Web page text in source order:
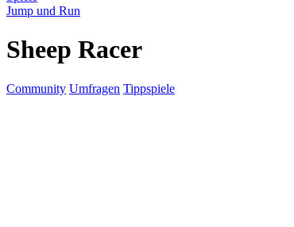
Jump und Run
Sheep Racer
Community Umfragen Tippspiele